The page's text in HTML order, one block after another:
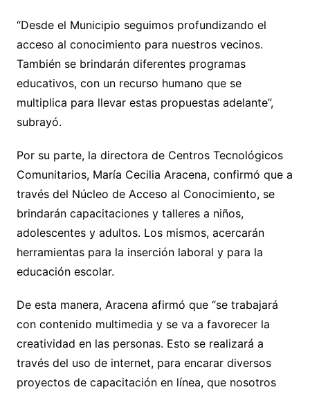
“Desde el Municipio seguimos profundizando el
acceso al conocimiento para nuestros vecinos.
También se brindarán diferentes programas
educativos, con un recurso humano que se
multiplica para llevar estas propuestas adelante”,
subrayó.
Por su parte, la directora de Centros Tecnológicos
Comunitarios, María Cecilia Aracena, confirmó que a
través del Núcleo de Acceso al Conocimiento, se
brindarán capacitaciones y talleres a niños,
adolescentes y adultos. Los mismos, acercarán
herramientas para la inserción laboral y para la
educación escolar.
De esta manera, Aracena afirmó que “se trabajará
con contenido multimedia y se va a favorecer la
creatividad en las personas. Esto se realizará a
través del uso de internet, para encarar diversos
proyectos de capacitación en línea, que nosotros